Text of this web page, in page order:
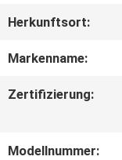
VIDEOS
Herkunftsort:
Markenname:
Zertifizierung:
Modellnummer: